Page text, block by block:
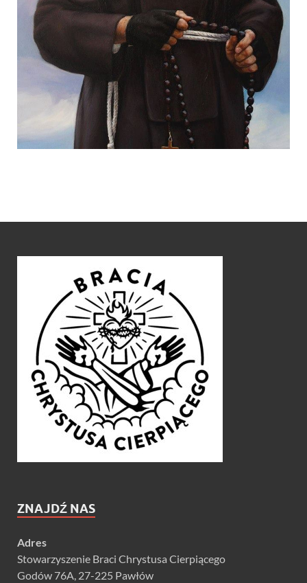
ZNAJDŹ NAS
Adres
Stowarzyszenie Braci Chrystusa Cierpiącego
Godów 76A, 27-225 Pawłów